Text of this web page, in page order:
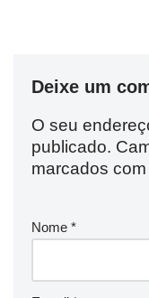
Deixe um
O seu
publicado.
marcados com
Nome *